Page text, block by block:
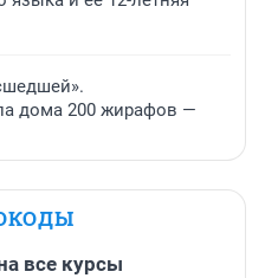
дома 200 жирафов —
все курсы